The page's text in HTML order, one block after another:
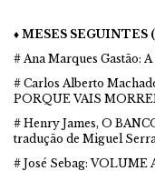
♦ MESES SEGUINTES
# Ana Marques Gastão:
# Carlos Alberto
PORQUE VAIS
# Henry James, O
tradução de Miguel
# José Sebag: